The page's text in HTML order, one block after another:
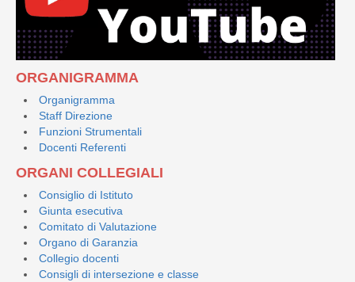
ORGANIGRAMMA
Organigramma
Staff Direzione
Funzioni Strumentali
Docenti Referenti
ORGANI COLLEGIALI
Consiglio di Istituto
Giunta esecutiva
Comitato di Valutazione
Organo di Garanzia
Collegio docenti
Consigli di intersezione e classe